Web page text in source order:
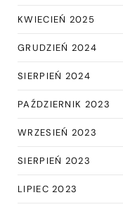
KWIECIEŃ 2025
GRUDZIEŃ 2024
SIERPIEŃ 2024
PAŹDZIERNIK 2023
WRZESIEŃ 2023
SIERPIEŃ 2023
LIPIEC 2023